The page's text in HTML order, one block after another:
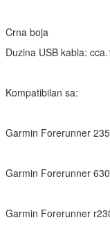
Crna boja
Duzina USB kabla:
Kompatibilan sa:
Garmin Forerunner 235
Garmin Forerunner 630
Garmin Forerunner